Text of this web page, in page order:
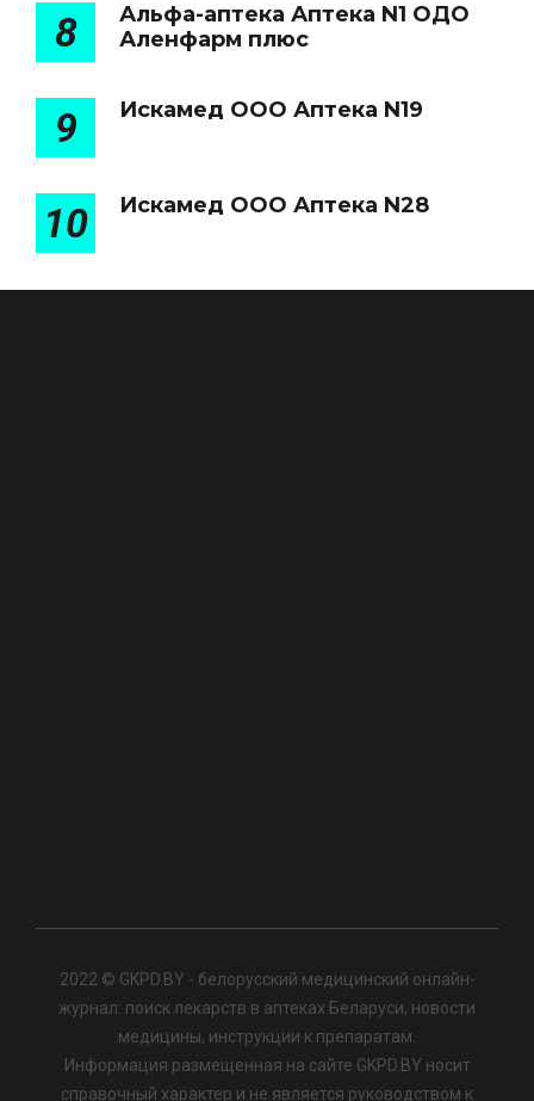
8
Альфа-аптека Аптека N1 ОДО
Аленфарм плюс
9 Искамед ООО Аптека N19
10 Искамед ООО Аптека N28
2022 © GKPD.BY - белорусский медицинский онлайн-
журнал: поиск лекарств в аптеках Беларуси, новости
медицины, инструкции к препаратам.
Информация размещенная на сайте GKPD.BY носит
справочный характер и не является руководством к